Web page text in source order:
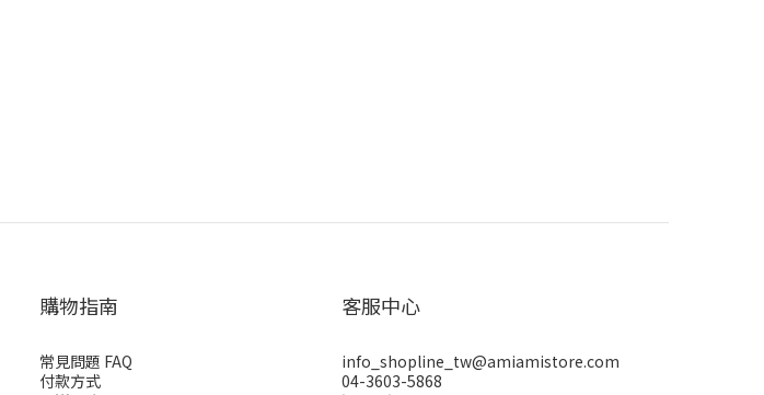
購物指南
常見問題 FAQ
付款方式
客服中心
info_shopline_tw@amiamistore.com
04-3603-5868